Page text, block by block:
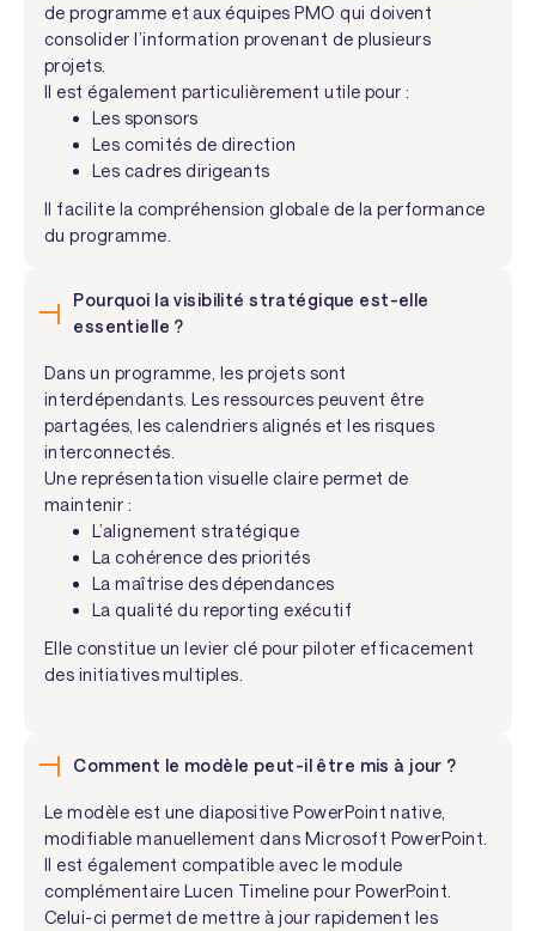
de programme et aux équipes PMO qui doivent
consolider l’information provenant de plusieurs
projets.
Il est également particulièrement utile pour :
Les sponsors
Les comités de direction
Les cadres dirigeants
Il facilite la compréhension globale de la performance
du programme.
Pourquoi la visibilité stratégique est-elle
essentielle ?
Dans un programme, les projets sont
interdépendants. Les ressources peuvent être
partagées, les calendriers alignés et les risques
interconnectés.
Une représentation visuelle claire permet de
maintenir :
L’alignement stratégique
La cohérence des priorités
La maîtrise des dépendances
La qualité du reporting exécutif
Elle constitue un levier clé pour piloter efficacement
des initiatives multiples.
Comment le modèle peut-il être mis à jour ?
Le modèle est une diapositive PowerPoint native,
modifiable manuellement dans Microsoft PowerPoint.
Il est également compatible avec le module
complémentaire Lucen Timeline pour PowerPoint.
Celui-ci permet de mettre à jour rapidement les